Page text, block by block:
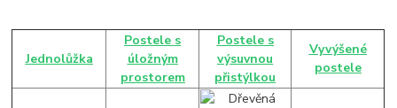
Jednolůžka
Postele s
úložným
prostorem
Postele s
výsuvnou
přistýlkou
Vyvýšené
postele